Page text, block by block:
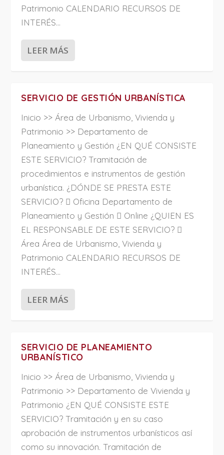
Patrimonio CALENDARIO RECURSOS DE
INTERÉS...
LEER MÁS
SERVICIO DE GESTIÓN URBANÍSTICA
Inicio >> Área de Urbanismo, Vivienda y
Patrimonio >> Departamento de
Planeamiento y Gestión ¿EN QUÉ CONSISTE
ESTE SERVICIO? Tramitación de
procedimientos e instrumentos de gestión
urbanística. ¿DÓNDE SE PRESTA ESTE
SERVICIO?  Oficina Departamento de
Planeamiento y Gestión  Online ¿QUIEN ES
EL RESPONSABLE DE ESTE SERVICIO? 
Área Área de Urbanismo, Vivienda y
Patrimonio CALENDARIO RECURSOS DE
INTERÉS...
LEER MÁS
SERVICIO DE PLANEAMIENTO
URBANÍSTICO
Inicio >> Área de Urbanismo, Vivienda y
Patrimonio >> Departamento de Vivienda y
Patrimonio ¿EN QUÉ CONSISTE ESTE
SERVICIO? Tramitación y en su caso
aprobación de instrumentos urbanísticos así
como su innovación. Tramitación de